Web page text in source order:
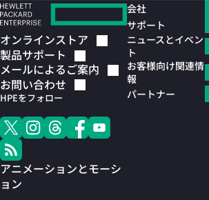
オンラインストア
製品サポート
メールによるご案内
お問い合わせ
HPEをフォロー
アニメーションとモーシ
ョン
会社
サポート
ニュースとイベン
ト
お客様向け関連情
報
パートナー